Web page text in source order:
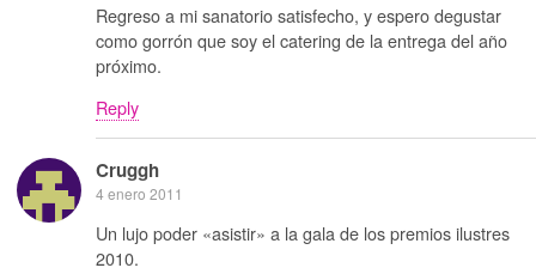
Regreso a mi sanatorio satisfecho, y espero degustar
como gorrón que soy el catering de la entrega del año
próximo.
Reply
Cruggh
4 enero 2011
Un lujo poder «asistir» a la gala de los premios ilustres
2010.